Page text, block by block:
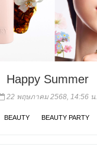
Happy Summer
22 พฤษภาคม 2568, 14:56 น.
BEAUTY BEAUTY PARTY